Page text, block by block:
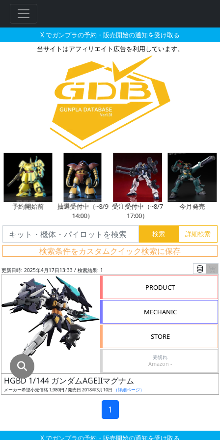
X でガンプラの予約・販売開始の通知を受け取る
当サイトはアフィリエイト広告を利用しています。
HGBD 1/144 ガンダムAGEIIマグ
予約開始前
抽選受付中（~8/9
14:00）
受注受付中（~8/7
17:00）
今月発売
検索条件をカスタムクイック検索に保存
ー
索
グ
レ
ス
成
形
更新日時: 2025年4月17日13:33 / 検索結果: 1
PRODUCT
MECHANIC
STORE
売切れ
Amazon -
HGBD 1/144 ガンダムAGEIIマグナム
メーカー希望小売価格 1,980円 / 発売日 2018年3月10日 （詳細ページ）
1
X でガンプラの予約・販売開始の通知を受け取る